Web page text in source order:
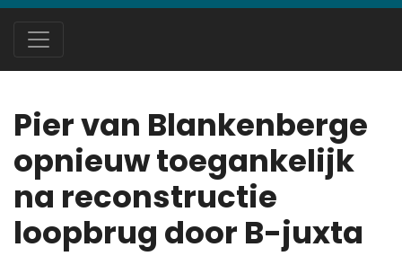
Pier van Blankenberge
opnieuw toegankelijk
na reconstructie
loopbrug door B-juxta